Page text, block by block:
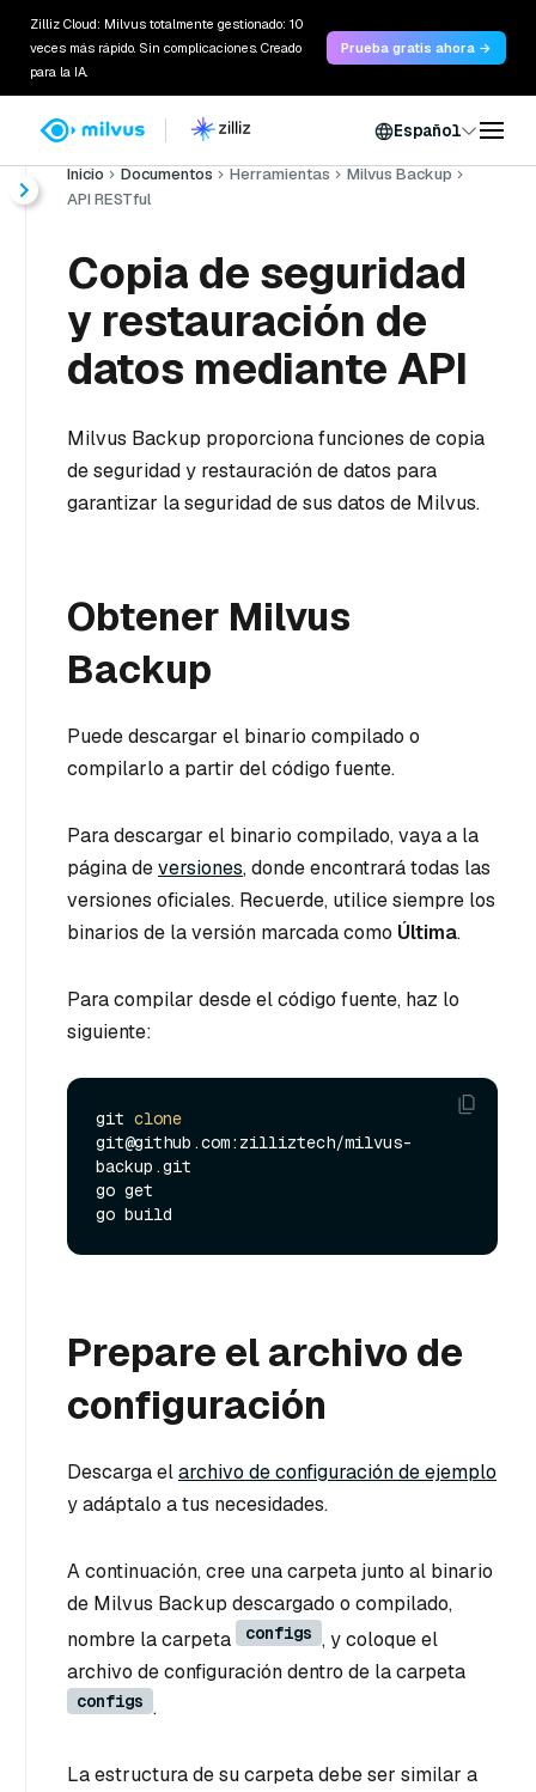
Zilliz Cloud: Milvus totalmente gestionado: 10
veces más rápido. Sin complicaciones. Creado
para la IA.
Prueba gratis ahora →
Español
Inicio Documentos Herramientas
Milvus Backup
API RESTful
Copia de seguridad
y restauración de
datos mediante API
Milvus Backup proporciona funciones de copia
de seguridad y restauración de datos para
garantizar la seguridad de sus datos de Milvus.
Obtener Milvus
Backup
Puede descargar el binario compilado o
compilarlo a partir del código fuente.
Para descargar el binario compilado, vaya a la
página deversiones, donde encontrará todas las
versiones oficiales. Recuerde, utilice siempre los
binarios de la versión marcada como Última.
Para compilar desde el código fuente, haz lo
siguiente:
git clone
git@github.com:zilliztech/milvus-
backup.git
go get
Prepare el archivo de
configuración
Descarga elarchivo de configuración de ejemplo
y adáptalo a tus necesidades.
A continuación, cree una carpeta junto al binario
de Milvus Backup descargado o compilado,
nombre la carpeta
configs , y coloque el
archivo de configuración dentro de la carpeta
configs .
La estructura de su carpeta debe ser similar a